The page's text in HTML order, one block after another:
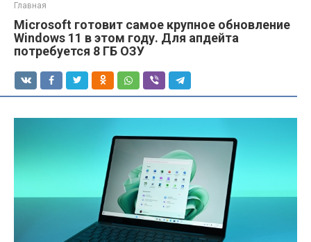
Главная
Microsoft готовит самое крупное обновление
Windows 11 в этом году. Для апдейта
потребуется 8 ГБ ОЗУ